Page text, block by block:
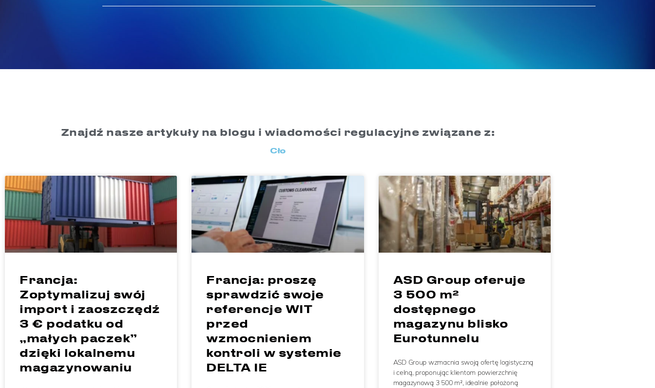
Znajdź nasze artykuły na blogu i wiadomości regulacyjne związane z:
Cło
Francja:
Zoptymalizuj swój
import i zaoszczędź
3 € podatku od
„małych paczek”
dzięki lokalnemu
magazynowaniu
Francja: proszę
sprawdzić swoje
referencje WIT
przed
wzmocnieniem
kontroli w systemie
DELTA IE
ASD Group oferuje
3 500 m²
dostępnego
magazynu blisko
Eurotunnelu
ASD Group wzmacnia swoją ofertę logistyczną
i celną, proponując klientom powierzchnię
magazynową 3 500 m², idealnie położoną